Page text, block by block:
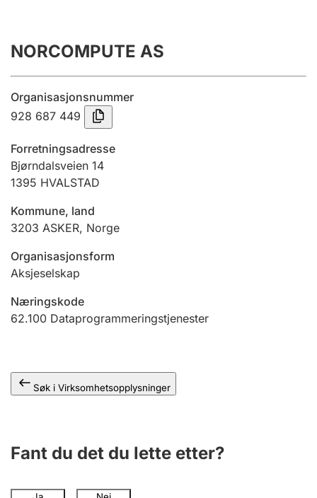
Årsregnskap
Innsending og forsinkelsesgebyr
Jeger
Ektepaktveileder
Offentlig sektor
NORCOMPUTE AS
Organisasjonsnummer
928 687 449
Forretningsadresse
Bjørndalsveien 14
1395 HVALSTAD
Kommune, land
3203 ASKER, Norge
Organisasjonsform
Aksjeselskap
Næringskode
62.100 Dataprogrammeringstjenester
Søk i Virksomhetsopplysninger
Fant du det du lette etter?